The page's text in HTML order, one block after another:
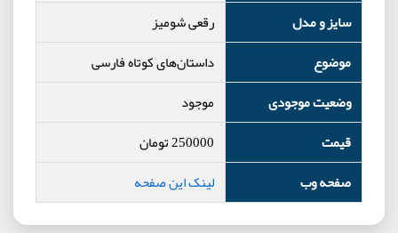
سایز و مدل
رقعی شومیز
موضوع
داستان‌های کوتاه فارسی
وضعیت موجودی
موجود
قیمت
250000تومان
صفحه وب
لینک این صفحه